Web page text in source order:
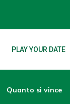
PLAY YOUR DATE
Quanto si vince